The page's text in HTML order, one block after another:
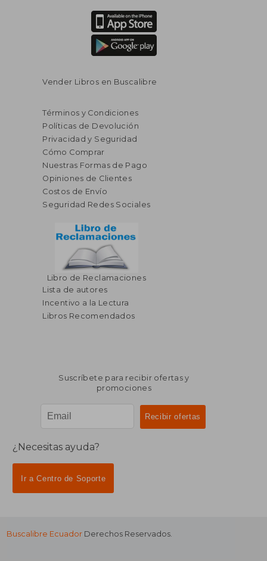
Vender Libros en Buscalibre
Términos y Condiciones
Políticas de Devolución
Privacidad y Seguridad
Cómo Comprar
Nuestras Formas de Pago
Opiniones de Clientes
Costos de Envío
Seguridad Redes Sociales
Libro de Reclamaciones
Lista de autores
Incentivo a la Lectura
Libros Recomendados
Suscríbete para recibir ofertas y
promociones
¿Necesitas ayuda?
Ir a Centro de Soporte
Buscalibre Ecuador Derechos Reservados.